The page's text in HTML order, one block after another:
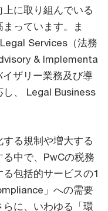
に取り組んでいる
っています。ま
Services（法務
& Implementa
ザリー業務及び導
し、 Legal Business
る規制や増大する
中で、PwCの税務
包括的サービスの1
」への需要
に、いわゆる「環